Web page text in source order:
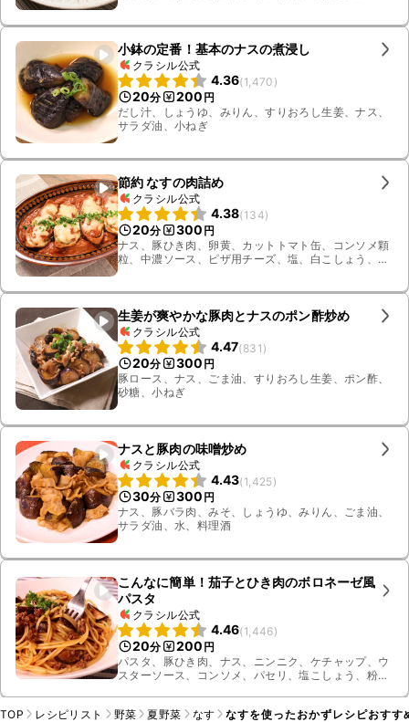
小鉢の定番！基本のナスの煮浸し
クラシル公式
4.36(1,470 )
20分 200 円
だし汁、しょうゆ、みりん、すりおろし生姜、ナス、
サラダ油、小ねぎ
節約 なすの肉詰め
クラシル公式
4.38(134)
20分 300 円
ナス、豚ひき肉、卵黄、カットトマト缶、コンソメ顆
粒、中濃ソース、ピザ用チーズ、塩、白こしょう、サ
生姜が爽やかな豚肉とナスのポン酢炒め
クラシル公式
4.47(831 )
20分 300 円
豚ロース、ナス、ごま油、すりおろし生姜、ポン酢、
砂糖、小ねぎ
ナスと豚肉の味噌炒め
クラシル公式
4.43(1,425)
30分 300 円
ナス、豚バラ肉、みそ、しょうゆ、みりん、ごま油、
サラダ油、水、料理酒
こんなに簡単！茄子とひき肉のボロネーゼ風
パスタ
クラシル公式
4.46(1,446)
20分 200 円
パスタ、豚ひき肉、ナス、ニンニク、ケチャップ、ウ
スターソース、コンソメ、パセリ、塩こしょう、粉
TOP レシピリスト 野菜 夏野菜 なす なすを使ったおかずレシピおす